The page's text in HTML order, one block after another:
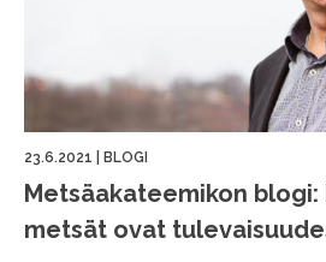
23.6.2021 BLOGI
Metsäakateemikon blogi:
metsät ovat